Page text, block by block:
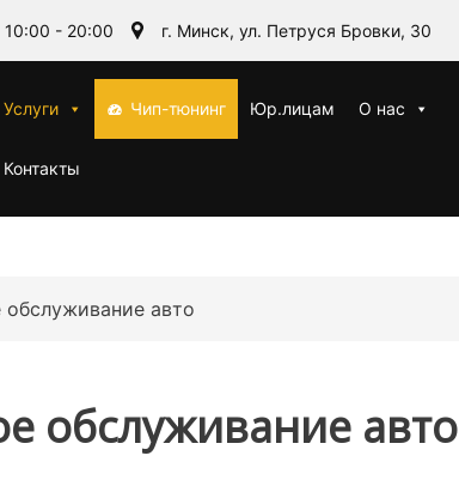
- 20:00 г. Минск, ул. Петруся Бровки, 30
Услуги Чип-тюнинг Юр.лицам О нас
Контакты
обслуживание авто
обслуживание авто